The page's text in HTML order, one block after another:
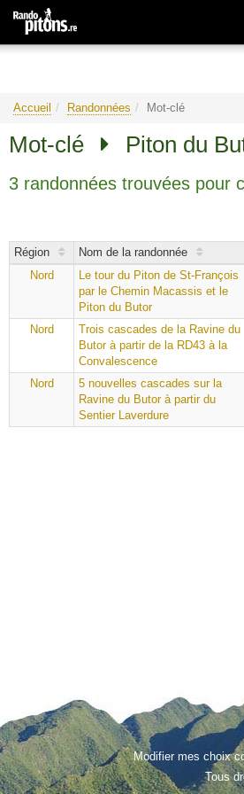
Accueil Randonnées Mot-clé
Mot-clé Piton du
3 randonnées trouvées pour
Région Nom de la randonnée
Nord
Le tour du Piton de St-François
par le Chemin Macassis et le
Piton du Butor
Nord
Trois cascades de la Ravine du
Butor à partir de la RD43 à la
Convalescence
Nord
5 nouvelles cascades sur la
Ravine du Butor à partir du
Sentier Laverdure
Modifier mes choix
Tous